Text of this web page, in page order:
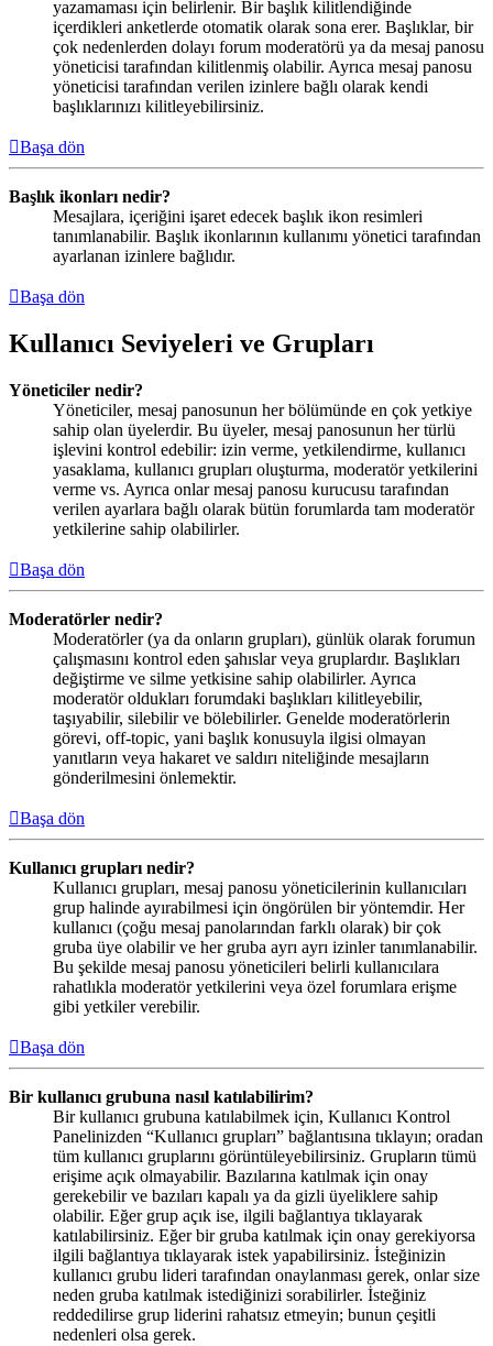
yazamaması için belirlenir. Bir başlık kilitlendiğinde
içerdikleri anketlerde otomatik olarak sona erer. Başlıklar, bir
çok nedenlerden dolayı forum moderatörü ya da mesaj panosu
yöneticisi tarafından kilitlenmiş olabilir. Ayrıca mesaj panosu
yöneticisi tarafından verilen izinlere bağlı olarak kendi
başlıklarınızı kilitleyebilirsiniz.
Başa dön
Başlık ikonları nedir?
Mesajlara, içeriğini işaret edecek başlık ikon resimleri
tanımlanabilir. Başlık ikonlarının kullanımı yönetici tarafından
ayarlanan izinlere bağlıdır.
Başa dön
Kullanıcı Seviyeleri ve Grupları
Yöneticiler nedir?
Yöneticiler, mesaj panosunun her bölümünde en çok yetkiye
sahip olan üyelerdir. Bu üyeler, mesaj panosunun her türlü
işlevini kontrol edebilir: izin verme, yetkilendirme, kullanıcı
yasaklama, kullanıcı grupları oluşturma, moderatör yetkilerini
verme vs. Ayrıca onlar mesaj panosu kurucusu tarafından
verilen ayarlara bağlı olarak bütün forumlarda tam moderatör
yetkilerine sahip olabilirler.
Başa dön
Moderatörler nedir?
Moderatörler (ya da onların grupları), günlük olarak forumun
çalışmasını kontrol eden şahıslar veya gruplardır. Başlıkları
değiştirme ve silme yetkisine sahip olabilirler. Ayrıca
moderatör oldukları forumdaki başlıkları kilitleyebilir,
taşıyabilir, silebilir ve bölebilirler. Genelde moderatörlerin
görevi, off-topic, yani başlık konusuyla ilgisi olmayan
yanıtların veya hakaret ve saldırı niteliğinde mesajların
gönderilmesini önlemektir.
Başa dön
Kullanıcı grupları nedir?
Kullanıcı grupları, mesaj panosu yöneticilerinin kullanıcıları
grup halinde ayırabilmesi için öngörülen bir yöntemdir. Her
kullanıcı (çoğu mesaj panolarından farklı olarak) bir çok
gruba üye olabilir ve her gruba ayrı ayrı izinler tanımlanabilir.
Bu şekilde mesaj panosu yöneticileri belirli kullanıcılara
rahatlıkla moderatör yetkilerini veya özel forumlara erişme
gibi yetkiler verebilir.
Başa dön
Bir kullanıcı grubuna nasıl katılabilirim?
Bir kullanıcı grubuna katılabilmek için, Kullanıcı Kontrol
Panelinizden “Kullanıcı grupları” bağlantısına tıklayın; oradan
tüm kullanıcı gruplarını görüntüleyebilirsiniz. Grupların tümü
erişime açık olmayabilir. Bazılarına katılmak için onay
gerekebilir ve bazıları kapalı ya da gizli üyeliklere sahip
olabilir. Eğer grup açık ise, ilgili bağlantıya tıklayarak
katılabilirsiniz. Eğer bir gruba katılmak için onay gerekiyorsa
ilgili bağlantıya tıklayarak istek yapabilirsiniz. İsteğinizin
kullanıcı grubu lideri tarafından onaylanması gerek, onlar size
neden gruba katılmak istediğinizi sorabilirler. İsteğiniz
reddedilirse grup liderini rahatsız etmeyin; bunun çeşitli
nedenleri olsa gerek.